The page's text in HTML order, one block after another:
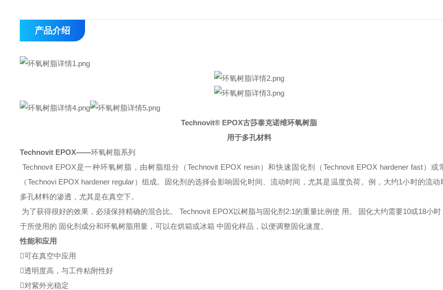
产品介绍
Technovit® EPOX古莎泰克诺维环氧树脂
用于多孔材料
Technovit EPOX——环氧树脂系列
Technovit EPOX是一种环氧树脂， 由树脂组分（Technovit EPOX resin）和快速固化剂（Technovit EPOX hardener fast）或
（Technovi EPOX hardener regular）组成。固化剂的选择会影响固化时间、流动时间，尤其是温度负荷。例，大约1小时的流
多孔材料的渗透，尤其是在真空下。
为了获得很好的效果，必须保持精确的混合比。 Technovit EPOX以树脂与固化剂2:1的重量比例使 用。 固化大约需要10或18小
于所使用的 固化剂成分和环氧树脂用量，可以在烘箱或冰箱 中固化样品，以便调整固化速度。
性能和应用
可在真空中应用
透明度高，与工件粘附性好
对紫外光稳定